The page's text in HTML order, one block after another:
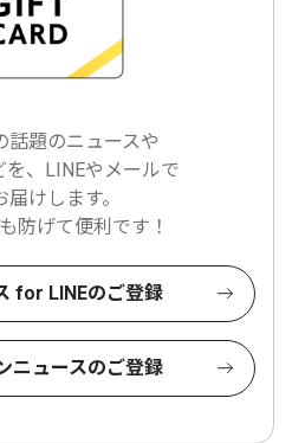
話題のニュースや
、LINEやメールで
けします。
防げて便利です！
for LINEのご登録
ニュースのご登録